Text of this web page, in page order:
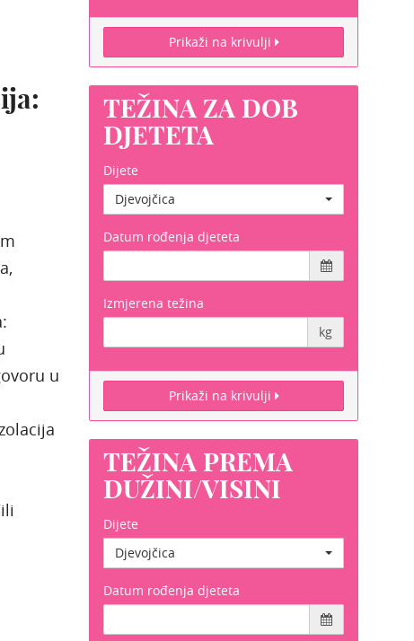
u
Prikaži na krivulji
TEŽINA ZA DOB
DJETETA
Dijete
Djevojčica
Datum rođenja djeteta
Izmjerena težina
kg
Prikaži na krivulji
TEŽINA PREMA
DUŽINI/VISINI
Dijete
Djevojčica
Datum rođenja djeteta